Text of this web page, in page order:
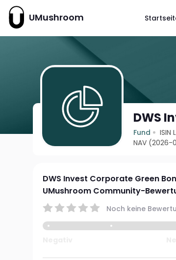
UMushroom
DWS
Fund ISIN
NAV (2026-
DWS Invest Corporate Green
UMushroom Community-
Noch keine